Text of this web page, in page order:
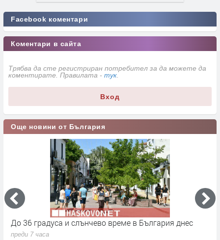
Facebook коментари
Коментари в сайта
Трябва да сте регистриран потребител за да можете да
коментирате. Правилата - тук
Вход
Още новини от България
До 36 градуса и слънчево време в България днес
преди 7 часа